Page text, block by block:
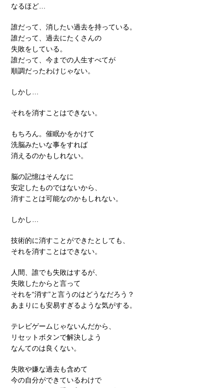
なるほど…
誰だって、消したい過去を持っている。
誰だって、過去にたくさんの
失敗をしている。
誰だって、今までの人生すべてが
順調だったわけじゃない。
しかし…
それを消すことはできない。
もちろん。催眠かをかけて
洗脳みたいな事をすれば
消えるのかもしれない。
脳の記憶はそんなに
安定したものではないから、
消すことは可能なのかもしれない。
しかし…
技術的に消すことができたとしても、
それを消すことはできない。
人間、誰でも失敗はするが、
失敗したからと言って
それを“消す”と言うのはどうなだろう？
あまりにも安易すぎるような気がする。
テレビゲームじゃないんだから、
リセットボタンで解決しよう
なんてのは良くない。
失敗や嫌な過去も含めて
今の自分ができているわけで